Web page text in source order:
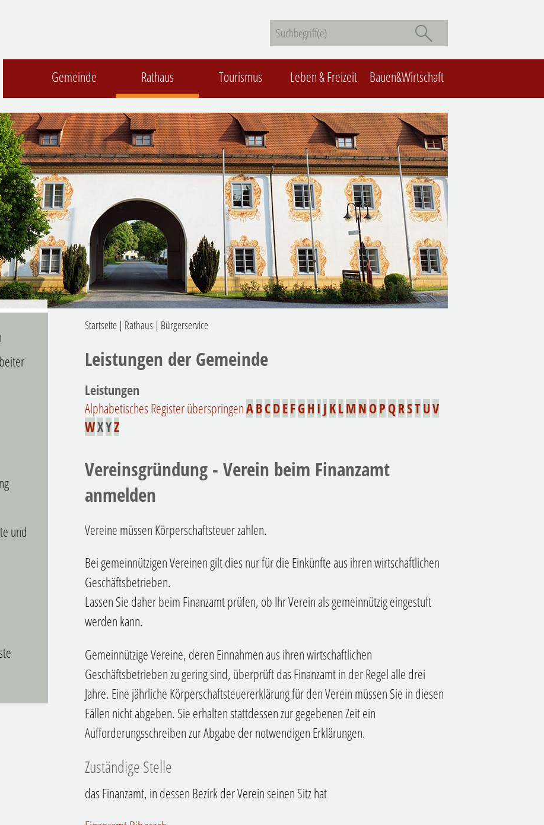
Gemeinde Rathaus Tourismus Leben & Freizeit Bauen&Wirtschaft
und
Startseite | Rathaus | Bürgerservice
Leistungen der Gemeinde
Leistungen
Alphabetisches Register überspringenABCDEFGH I JKLMNOPQRSTUV
WXYZ
Vereinsgründung - Verein beim Finanzamt
anmelden
Vereine müssen Körperschaftsteuer zahlen.
Bei gemeinnützigen Vereinen gilt dies nur für die Einkünfte aus ihren wirtschaftlichen
Geschäftsbetrieben.
Lassen Sie daher beim Finanzamt prüfen, ob Ihr Verein als gemeinnützig eingestuft
werden kann.
Gemeinnützige Vereine, derenEinnahmenaus ihren wirtschaftlichen
Geschäftsbetriebenzu gering sind, überprüft das Finanzamt in der Regel alle drei
Jahre. Eine jährliche Körperschaftsteuererklärung für den Verein müssen Sie in diesen
Fällen nicht abgeben. Sie erhalten stattdessenzur gegebenen Zeit ein
Aufforderungsschreiben zur Abgabe der notwendigen Erklärungen.
Zuständige Stelle
das Finanzamt, in dessen Bezirk der Verein seinen Sitz hat